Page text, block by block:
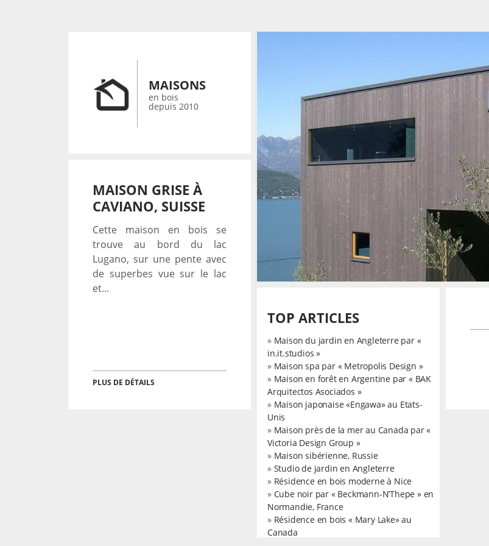
MAISONS
en bois
depuis 2010
MAISON GRISE À
CAVIANO, SUISSE
Cette maison en bois se
trouve au bord du lac
Lugano, sur une pente avec
de superbes vue sur le lac
et...
PLUS DE DÉTAILS
TOP ARTICLES
» Maison du jardin en Angleterre par «
in.it.studios »
» Maison spa par « Metropolis Design »
» Maison en forêt en Argentine par « BAK
Arquitectos Asociados »
» Maison japonaise «Engawa» au Etats-
Unis
» Maison près de la mer au Canada par «
Victoria Design Group »
» Maison sibérienne, Russie
» Studio de jardin en Angleterre
» Résidence en bois moderne à Nice
» Cube noir par « Beckmann-N’Thepe » en
Normandie, France
» Résidence en bois « Mary Lake» au
Canada